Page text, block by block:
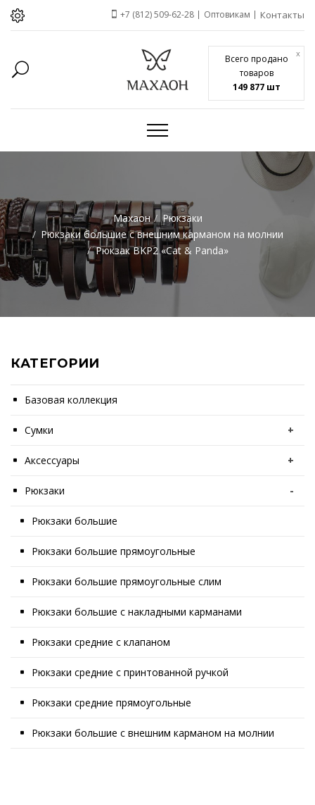
Всего продано
товаров
149 877 шт
x
+7 (812) 509-62-28 Оптовикам Контакты
Махаон
Рюкзаки
Рюкзаки большие с внешним карманом на молнии
Рюкзак BKP2 «Cat & Panda»
КАТЕГОРИИ
Базовая коллекция
Сумки +
Аксессуары +
Рюкзаки -
Рюкзаки большие
Рюкзаки большие прямоугольные
Рюкзаки большие прямоугольные слим
Рюкзаки большие с накладными карманами
Рюкзаки средние с клапаном
Рюкзаки средние с принтованной ручкой
Рюкзаки средние прямоугольные
Рюкзаки большие с внешним карманом на молнии